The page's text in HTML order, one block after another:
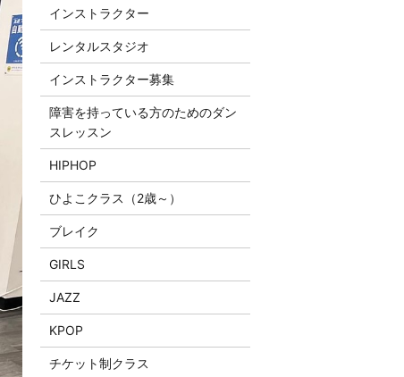
インストラクター
レンタルスタジオ
インストラクター募集
障害を持っている方のためのダン
スレッスン
HIPHOP
ひよこクラス（2歳～）
ブレイク
GIRLS
JAZZ
KPOP
チケット制クラス